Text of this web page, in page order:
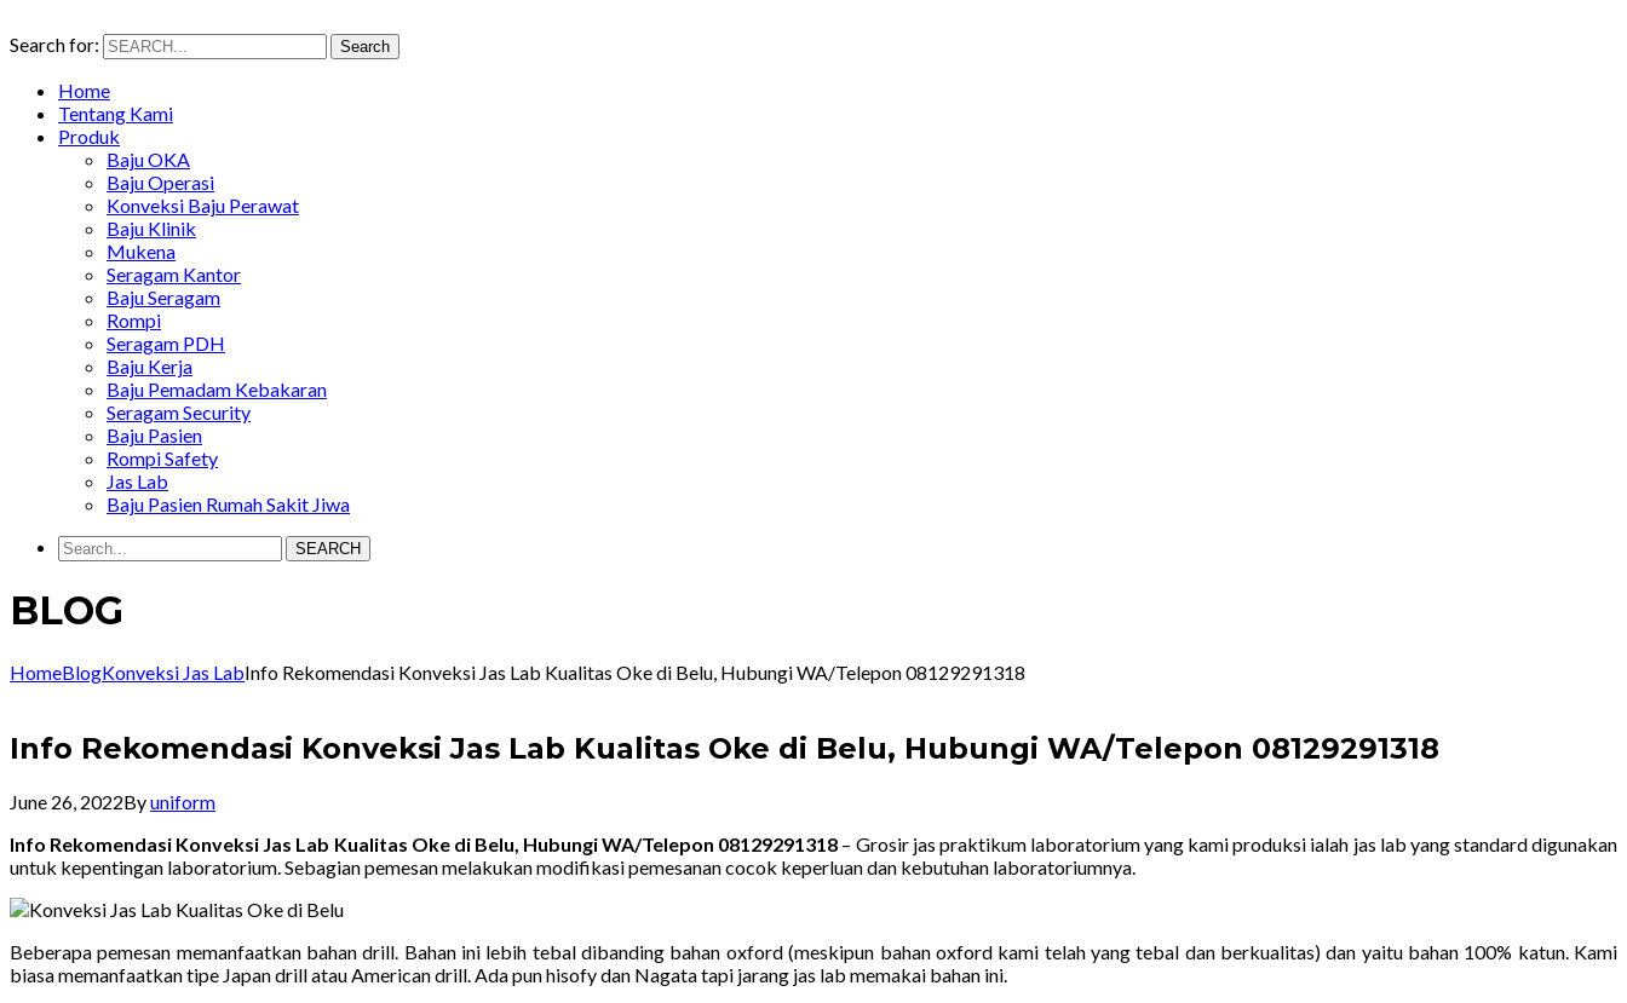
Search for: Search
Home
Tentang Kami
Produk
Baju OKA
Baju Operasi
Konveksi Baju Perawat
Baju Klinik
Mukena
Seragam Kantor
Baju Seragam
Rompi
Seragam PDH
Baju Kerja
Baju Pemadam Kebakaran
Seragam Security
Baju Pasien
Rompi Safety
Jas Lab
Baju Pasien Rumah Sakit Jiwa
SEARCH
BLOG
HomeBlogKonveksi Jas LabInfo Rekomendasi Konveksi Jas Lab Kualitas Oke di Belu, Hubungi WA/Telepon 08129291318
Info Rekomendasi Konveksi Jas Lab Kualitas Oke di Belu, Hubungi WA/Telepon 08129291318
June 26, 2022Byuniform
Info Rekomendasi Konveksi Jas Lab Kualitas Oke di Belu, Hubungi WA/Telepon 08129291318 – Grosir jas praktikum laboratorium yang kami produksi ialah jas lab yang standard digunakan
untuk kepentingan laboratorium. Sebagian pemesan melakukan modifikasi pemesanan cocok keperluan dan kebutuhan laboratoriumnya.
Beberapa pemesan memanfaatkan bahan drill. Bahan ini lebih tebal dibanding bahan oxford (meskipun bahan oxford kami telah yang tebal dan berkualitas) dan yaitu bahan 100% katun. Kami
biasa memanfaatkan tipe Japan drill atau American drill. Ada pun hisofy dan Nagata tapi jarang jas lab memakai bahan ini.